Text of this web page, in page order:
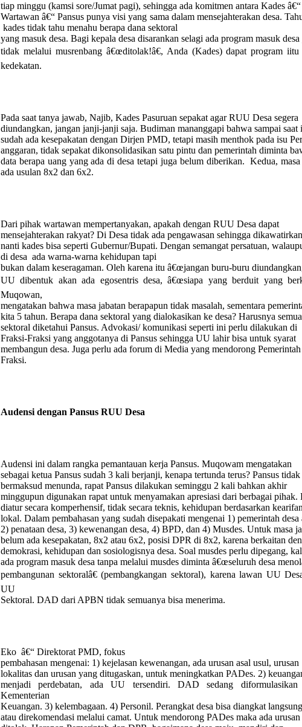
tiap minggu (kamsi sore/Jumat pagi), sehingga ada komitmen antara Kades â€“
Wartawan â€“ Pansus punya visi yang sama dalam mensejahterakan desa.
kades tidak tahu menahu berapa dana sektoral
yang masuk desa. Bagi kepala desa disarankan selagi ada program masuk
tidak melalui musrenbang â€œditolak!â€, Anda (Kades) dapat program iitu
kedekatan.
Pada saat tanya jawab, Najib, Kades Pasuruan sepakat agar RUU Desa segera
diundangkan, jangan janji-janji saja. Budiman mananggapi bahwa sampai saat
sudah ada kesepakatan dengan Dirjen PMD, tetapi masih menthok pada isu
anggaran, tidak sepakat dikonsolidasikan satu pintu dan pemerintah diminta
data berapa uang yang ada di desa tetapi juga belum diberikan.
Kedua,
ada usulan 8x2 dan 6x2.
Dari pihak wartawan mempertanyakan, apakah dengan RUU Desa dapat
mensejahterakan rakyat? Di Desa tidak ada pengawasan sehingga dikawatirkan
nanti kades bisa seperti Gubernur/Bupati. Dengan semangat persatuan,
di desa ada warna-warna kehidupan tapi
bukan dalam keseragaman. Oleh karena itu â€œjangan buru-buru
UU dibentuk akan ada egosentris desa, â€œsiapa yang berduit yang
Muqowan,
mengatakan bahwa masa jabatan berapapun tidak masalah, sementara
kita 5 tahun. Berapa dana sektoral yang dialokasikan ke desa? Harusnya semua
sektoral diketahui Pansus. Advokasi/ komunikasi seperti ini perlu dilakukan di
Fraksi-Fraksi yang anggotanya di Pansus sehingga UU lahir bisa untuk syarat
membangun desa. Juga perlu ada forum di Media yang mendorong Pemerintah
Fraksi.
Audensi dengan Pansus RUU Desa
Audensi ini dalam rangka pemantauan kerja Pansus. Muqowam mengatakan
sebagai ketua Pansus sudah 3 kali berjanji, kenapa tertunda terus? Pansus tidak
bermaksud menunda, rapat Pansus dilakukan seminggu 2 kali bahkan akhir
minggupun digunakan rapat untuk menyamakan apresiasi dari berbagai pihak.
diatur secara komperhensif, tidak secara teknis, kehidupan berdasarkan kearifan
lokal. Dalam pembahasan yang sudah disepakati mengenai 1) pemerintah desa
2) penataan desa, 3) kewenangan desa, 4) BPD, dan 4) Musdes. Untuk masa
belum ada kesepakatan, 8x2 atau 6x2, posisi DPR di 8x2, karena berkaitan
demokrasi, kehidupan dan sosiologisnya desa. Soal musdes perlu dipegang,
ada program masuk desa tanpa melalui musdes diminta â€œseluruh desa
pembangunan sektoralâ€ (pembangkangan sektoral), karena lawan UU
UU
Sektoral. DAD dari APBN tidak semuanya bisa menerima.
Eko â€“ Direktorat PMD, fokus
pembahasan mengenai: 1) kejelasan kewenangan, ada urusan asal usul, urusan
lokalitas dan urusan yang ditugaskan, untuk meningkatkan PADes. 2)
menjadi perdebatan, ada UU tersendiri. DAD sedang diformulasikan
Kementerian
Keuangan. 3) kelembagaan. 4) Personil. Perangkat desa bisa diangkat langsung
atau direkomendasi melalui camat. Untuk mendorong PADes maka ada